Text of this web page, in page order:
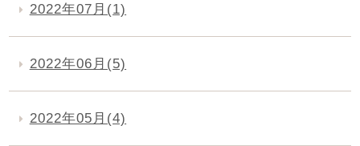
2022年07月(1)
2022年06月(5)
2022年05月(4)